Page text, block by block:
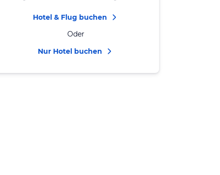
Hotel & Flug buchen
Oder
Nur Hotel buchen